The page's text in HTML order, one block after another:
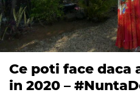
Ce poti face daca
in 2020 –